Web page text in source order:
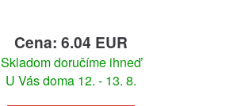
Cena: 6.04 EUR
Skladom doručíme ihneď
U Vás doma 12. - 13. 8.